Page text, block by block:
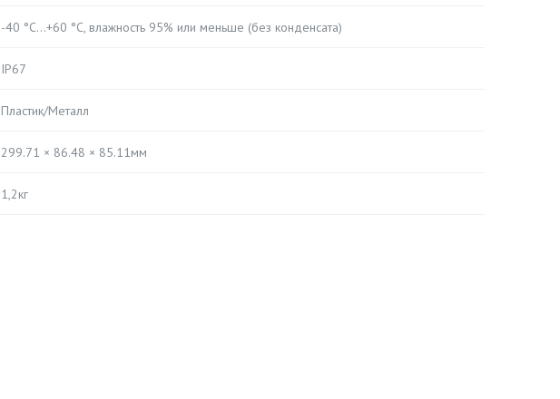
-40 °C…+60 °C, влажность 95% или меньше (без конденсата)
IP67
Пластик/Металл
299.71 × 86.48 × 85.11мм
1,2кг